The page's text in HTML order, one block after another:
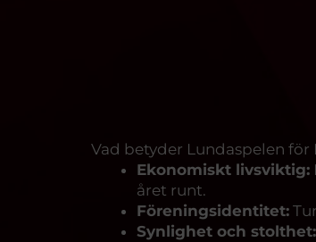
Vad betyder Lundaspelen för
Ekonomiskt livsviktig:
året runt.
Föreningsidentitet:
Synlighet och stolthet: